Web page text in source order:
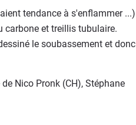
tendance à s'enflammer ...)
carbone et treillis tubulaire.
le soubassement et donc
Nico Pronk (CH), Stéphane